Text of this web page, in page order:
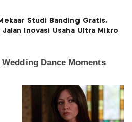
Studi Banding Gratis,
Jalan Inovasi Usaha Ultra Mikro